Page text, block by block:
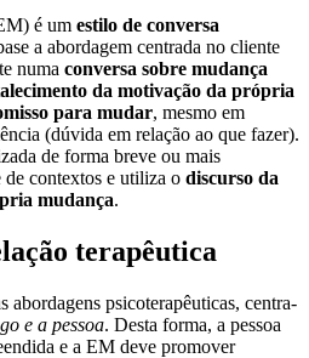
é um estilo de conversa
a abordagem centrada no cliente
numa conversa sobre mudança
da motivação da própria
para mudar, mesmo em
(dúvida em relação ao que fazer).
de forma breve ou mais
contextos e utiliza o discurso da
mudança.
terapêutica
psicoterapêuticas, centra-
e a pessoa. Desta forma, a pessoa
e a EM deve promover